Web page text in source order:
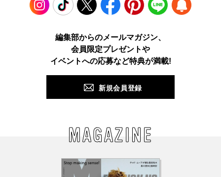
TikTok Facebook Pinterest LINE
編集部からのメールマガジン、
会員限定プレゼントや
イベントへの応募など特典が満載!
新規会員登録
MAGAZINE